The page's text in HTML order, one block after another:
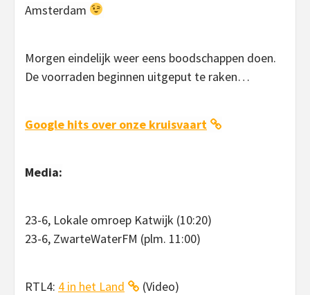
Amsterdam
Morgen eindelijk weer eens boodschappen doen.
De voorraden beginnen uitgeput te raken…
Google hits over onze kruisvaart
Media:
23-6, Lokale omroep Katwijk (10:20)
23-6, ZwarteWaterFM (plm. 11:00)
RTL4: 4 in het Land (Video)